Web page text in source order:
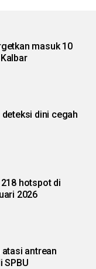
masuk 10
dini cegah
hotspot di
2026
antrean
SPBU